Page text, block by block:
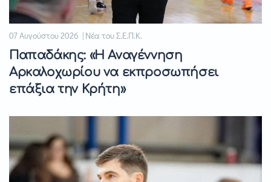
07 Αυγούστου 2026 | Νέα του Σ.Ε.Π.Κ.
Παπαδάκης: «Η Αναγέννηση
Αρκαλοχωρίου να εκπροσωπήσει
επάξια την Κρήτη»